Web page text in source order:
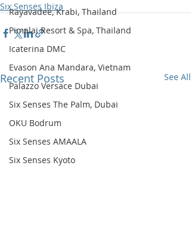
Rayavadee, Krabi, Thailand
Pimalai Resort & Spa, Thailand
Icaterina DMC
Evason Ana Mandara, Vietnam
Palazzo Versace Dubai
Six Senses The Palm, Dubai
OKU Bodrum
Six Senses AMAALA
Six Senses Kyoto
Six Senses Ibiza
Recent Posts See All